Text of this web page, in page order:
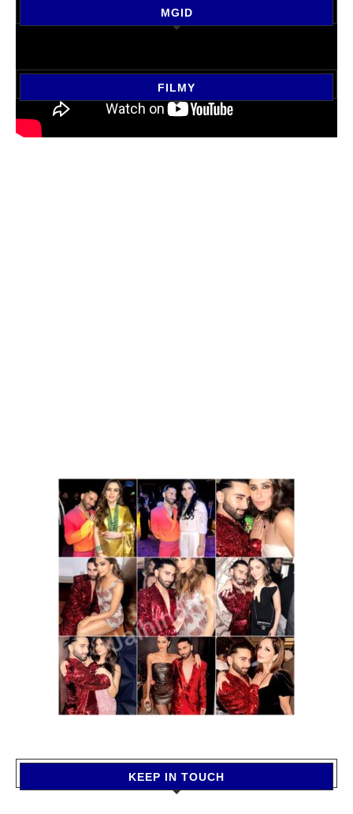
MGID
FILMY
KEEP IN TOUCH